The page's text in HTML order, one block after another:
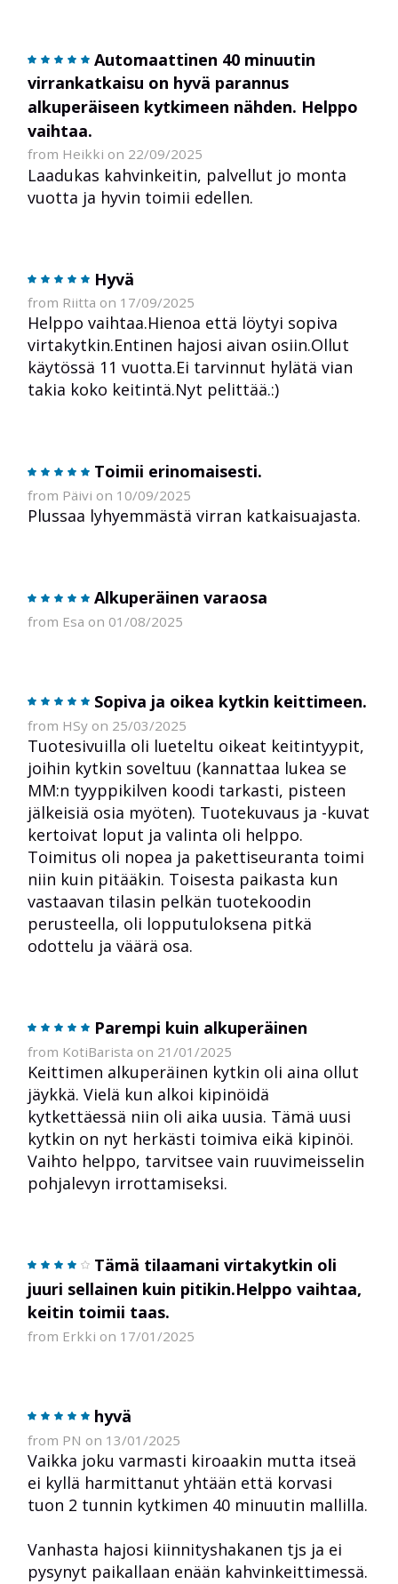
Automaattinen 40 minuutin
virrankatkaisu on hyvä parannus
alkuperäiseen kytkimeen nähden. Helppo
vaihtaa.
from Heikki on 22/09/2025
Laadukas kahvinkeitin, palvellut jo monta
vuotta ja hyvin toimii edellen.
Hyvä
from Riitta on 17/09/2025
Helppo vaihtaa.Hienoa että löytyi sopiva
virtakytkin.Entinen hajosi aivan osiin.Ollut
käytössä 11 vuotta.Ei tarvinnut hylätä vian
takia koko keitintä.Nyt pelittää.:)
Toimii erinomaisesti.
from Päivi on 10/09/2025
Plussaa lyhyemmästä virran katkaisuajasta.
Alkuperäinen varaosa
from Esa on 01/08/2025
Sopiva ja oikea kytkin keittimeen.
from HSy on 25/03/2025
Tuotesivuilla oli lueteltu oikeat keitintyypit,
joihin kytkin soveltuu (kannattaa lukea se
MM:n tyyppikilven koodi tarkasti, pisteen
jälkeisiä osia myöten). Tuotekuvaus ja -kuvat
kertoivat loput ja valinta oli helppo.
Toimitus oli nopea ja pakettiseuranta toimi
niin kuin pitääkin. Toisesta paikasta kun
vastaavan tilasin pelkän tuotekoodin
perusteella, oli lopputuloksena pitkä
odottelu ja väärä osa.
Parempi kuin alkuperäinen
from KotiBarista on 21/01/2025
Keittimen alkuperäinen kytkin oli aina ollut
jäykkä. Vielä kun alkoi kipinöidä
kytkettäessä niin oli aika uusia. Tämä uusi
kytkin on nyt herkästi toimiva eikä kipinöi.
Vaihto helppo, tarvitsee vain ruuvimeisselin
pohjalevyn irrottamiseksi.
Tämä tilaamani virtakytkin oli
juuri sellainen kuin pitikin.Helppo vaihtaa,
keitin toimii taas.
from Erkki on 17/01/2025
hyvä
from PN on 13/01/2025
Vaikka joku varmasti kiroaakin mutta itseä
ei kyllä harmittanut yhtään että korvasi
tuon 2 tunnin kytkimen 40 minuutin mallilla.
Vanhasta hajosi kiinnityshakanen tjs ja ei
pysynyt paikallaan enään kahvinkeittimessä.